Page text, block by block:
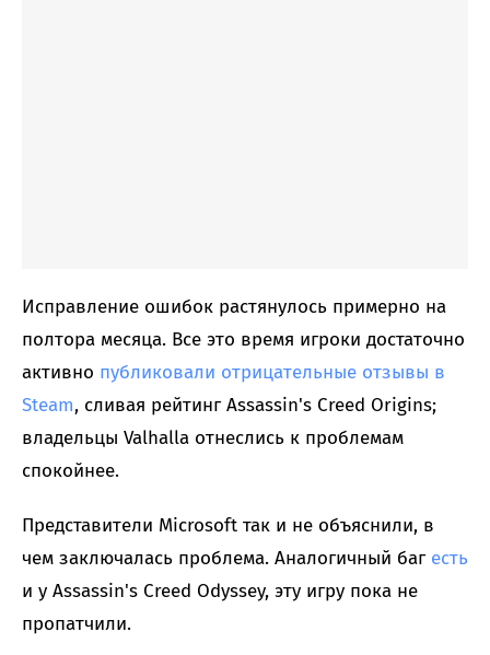
Исправление ошибок растянулось примерно на
полтора месяца. Все это время игроки достаточно
активно публиковали отрицательные отзывы в
Steam, сливая рейтинг Assassin's Creed Origins;
владельцы Valhalla отнеслись к проблемам
спокойнее.
Представители Microsoft так и не объяснили, в
чем заключалась проблема. Аналогичный баг есть
и у Assassin's Creed Odyssey, эту игру пока не
пропатчили.